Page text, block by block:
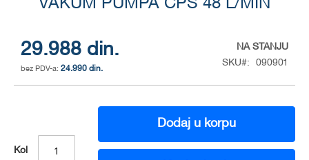
VAKUM PUMPA CPS 48 L/MIN
29.988 din.
24.990 din.
NA STANJU
SKU
090901
Kol
Dodaj u korpu
of
the
images
gallery